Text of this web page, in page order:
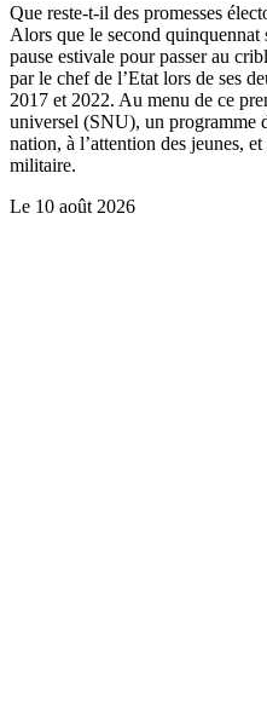
Que reste-t-il des promesses
Alors que le second quinquennat
pause estivale pour passer au
par le chef de l’Etat lors de ses
2017 et 2022. Au menu de ce
universel (SNU), un programme
nation, à l’attention des jeunes,
militaire.
Le 10 août 2026